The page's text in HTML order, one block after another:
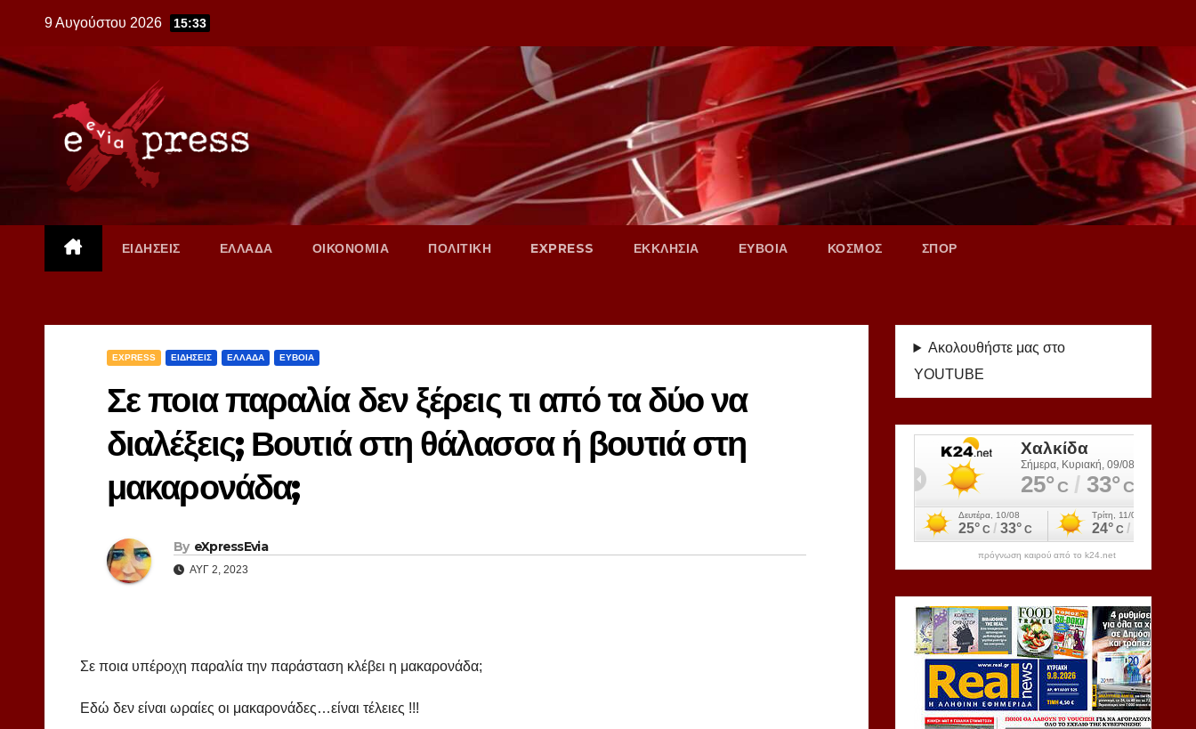
content
9 Αυγούστου 2026 15:33
ΕΙΔΗΣΕΙΣ ΕΛΛΑΔΑ ΟΙΚΟΝΟΜΙΑ ΠΟΛΙΤΙΚΗ EXPRESS ΕΚΚΛΗΣΙΑ ΕΥΒΟΙΑ ΚΟΣΜΟΣ ΣΠΟΡ
EXPRESS ΕΙΔΗΣΕΙΣ ΕΛΛΑΔΑ ΕΥΒΟΙΑ
Σε ποια παραλία δεν ξέρεις τι από τα δύο να
διαλέξεις; Βουτιά στη θάλασσα ή βουτιά στη
μακαρονάδα;
By eXpressEvia
ΑΥΓ 2, 2023
Σε ποια υπέροχη παραλία την παράσταση κλέβει η μακαρονάδα;
Εδώ δεν είναι ωραίες οι μακαρονάδες…είναι τέλειες !!!
Ακολουθήστε μας στο
YOUTUBE
πρόγνωση καιρού από το k24.net